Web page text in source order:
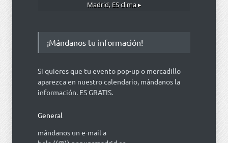
Madrid, ESclima ▸
¡Mándanos tu información!
Si quieres que tu evento pop-up o mercadillo
aparezca en nuestro calendario, mándanos la
información. ES GRATIS.
General
mándanos un e-mail a